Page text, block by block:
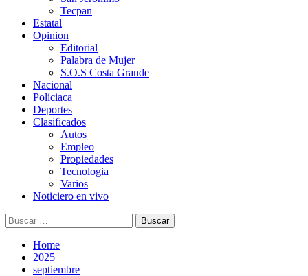
Tecpan
Estatal
Opinion
Editorial
Palabra de Mujer
S.O.S Costa Grande
Nacional
Policiaca
Deportes
Clasificados
Autos
Empleo
Propiedades
Tecnologia
Varios
Noticiero en vivo
Buscar:
Home
2025
septiembre